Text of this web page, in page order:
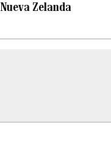
Zelanda